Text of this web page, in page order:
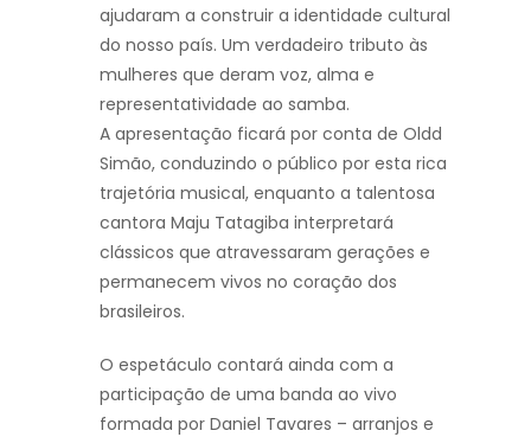
ajudaram a construir a identidade cultural
do nosso país. Um verdadeiro tributo às
mulheres que deram voz, alma e
representatividade ao samba.
A apresentação ficará por conta de Oldd
Simão, conduzindo o público por esta rica
trajetória musical, enquanto a talentosa
cantora Maju Tatagiba interpretará
clássicos que atravessaram gerações e
permanecem vivos no coração dos
brasileiros.
O espetáculo contará ainda com a
participação de uma banda ao vivo
formada por Daniel Tavares – arranjos e